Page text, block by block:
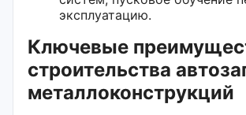
эксплуатацию.
Ключевые
строительства
металлоконструкций